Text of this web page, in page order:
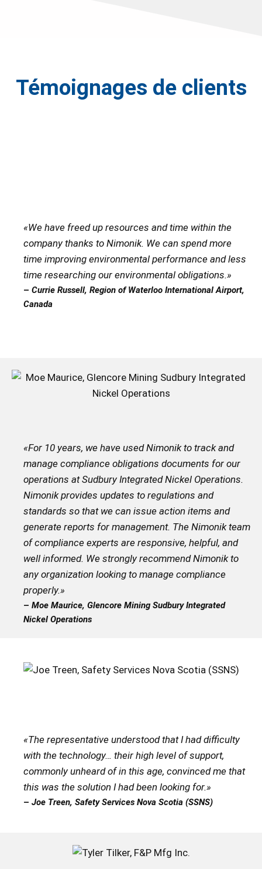
Témoignages de clients
«We have freed up resources and time within the
company thanks to Nimonik. We can spend more
time improving environmental performance and less
time researching our environmental obligations.»
– Currie Russell, Region of Waterloo International Airport,
Canada
«For 10 years, we have used Nimonik to track and
manage compliance obligations documents for our
operations at Sudbury Integrated Nickel Operations.
Nimonik provides updates to regulations and
standards so that we can issue action items and
generate reports for management. The Nimonik team
of compliance experts are responsive, helpful, and
well informed. We strongly recommend Nimonik to
any organization looking to manage compliance
properly.»
– Moe Maurice, Glencore Mining Sudbury Integrated
Nickel Operations
«The representative understood that I had difficulty
with the technology… their high level of support,
commonly unheard of in this age, convinced me that
this was the solution I had been looking for.»
– Joe Treen, Safety Services Nova Scotia (SSNS)